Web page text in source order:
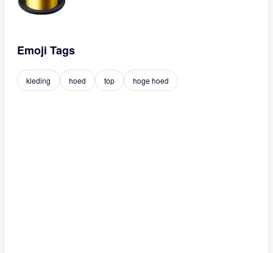
Emoji Tags
kleding hoed top hoge hoed